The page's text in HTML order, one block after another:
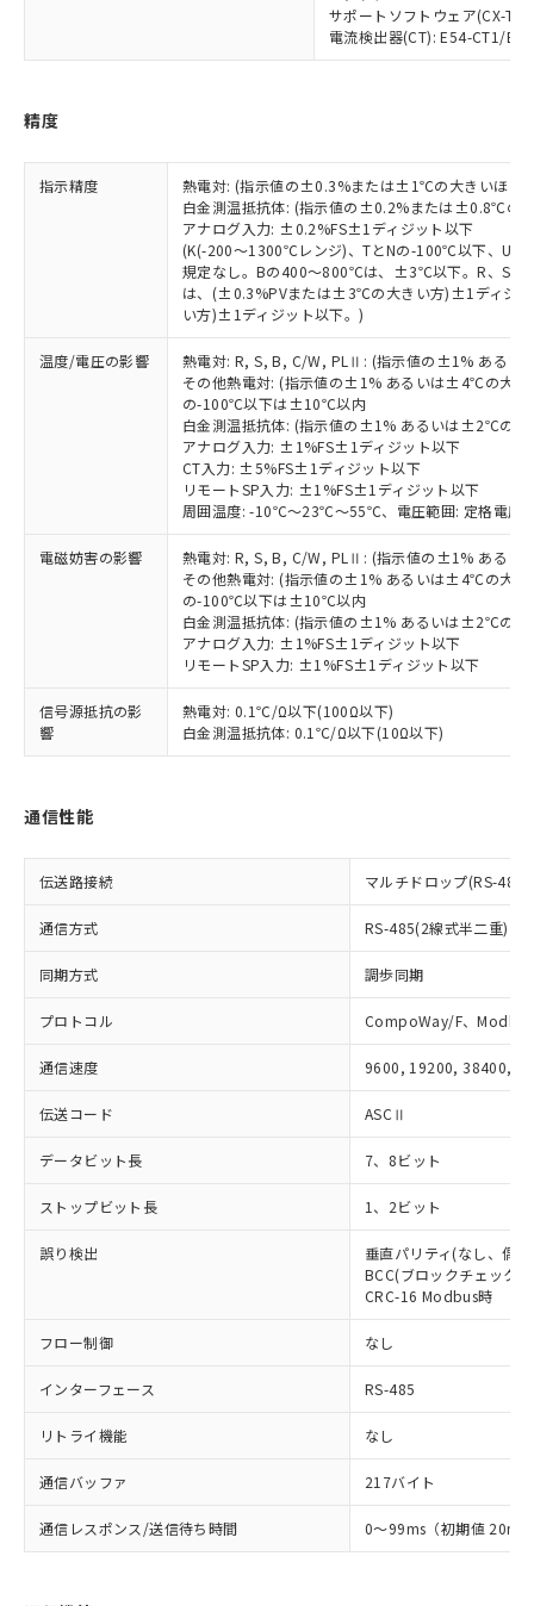
サポートソフトウェア(CX-
電流検出器(CT): E54-CT1/
精度
指示精度
熱電対: (指示値の±0.3%または±1℃の大きいほう
白金測温抵抗体: (指示値の±0.2%または±0.8℃の
アナログ入力: ±0.2%FS±1ディジット以下
(K(-200～1300℃レンジ)、TとNの-100℃以下、U
規定なし。Bの400～800℃は、±3℃以下。R、S
は、(±0.3%PVまたは±3℃の大きい方)±1ディジ
い方)±1ディジット以下。)
温度/電圧の影響
熱電対: R, S, B, C/W, PLⅡ: (指示値の±1% ある
その他熱電対: (指示値の±1% あるいは±4℃の大き
の-100℃以下は±10℃以内
白金測温抵抗体: (指示値の±1% あるいは±2℃の大
アナログ入力: ±1%FS±1ディジット以下
CT入力: ±5%FS±1ディジット以下
リモートSP入力: ±1%FS±1ディジット以下
周囲温度: -10℃～23℃～55℃、電圧範囲: 定格電圧
電磁妨害の影響
熱電対: R, S, B, C/W, PLⅡ: (指示値の±1% ある
その他熱電対: (指示値の±1% あるいは±4℃の大き
の-100℃以下は±10℃以内
白金測温抵抗体: (指示値の±1% あるいは±2℃の大
アナログ入力: ±1%FS±1ディジット以下
リモートSP入力: ±1%FS±1ディジット以下
信号源抵抗の影
響
熱電対: 0.1℃/Ω以下(100Ω以下)
白金測温抵抗体: 0.1℃/Ω以下(10Ω以下)
通信性能
伝送路接続 マルチドロップ(RS-485)
通信方式 RS-485(2線式半二重)
同期方式 調歩同期
プロトコル CompoWay/F、Modbus
通信速度 9600, 19200, 38400,
伝送コード ASCⅡ
データビット長 7、8ビット
ストップビット長 1、2ビット
誤り検出
垂直パリティ(なし、偶
BCC(ブロックチェック
CRC-16 Modbus時
フロー制御 なし
インターフェース RS-485
リトライ機能 なし
通信バッファ 217バイト
通信レスポンス/送信待ち時間 0～99ms（初期値 20ms
ことをご了承ください。
在庫状況および標準価格照会結果は、
記載している更新日時点での社内デー
了承ください。
正式な納期状況および標準価格はお客
様のお取引先、またはお客様担当のオ
ムロン制御機器販売店・当社販売員に
ご相談ください。
オムロン制御機器販売店や当社販売拠
点は「販売ネットワーク
」をご確認
ください。
在庫状況および標準価格結果を当社の
事前の承諾なく第三者に漏洩または開
示しないようお願いします。
マイパーツ機能（部品リスト作成サー
ビス）をご利用いただくには、I-Web
メンバーズにご登録されている必要が
あります。
お客様が当ウェブサイト上で当社にご
登録された部品リストについて、当社
および当社の共同利用者が、当社の製
品・サービスに関するお客様との取
引・商談に必要な範囲で利用すること
をご了承ください。
※当社の共同利用者とは、"個人情報
の共同利用に関して"
の「1.共同利
用者の範囲」に記載されている法人を
むを得ず変更することがあります。
(PBDE) 1000ppm以下、フタル酸ビス(2-エチルヘキシ
ル) (DEHP)(別名：DOP) 1000ppm以下、フタル酸ブチ
ルベンジル（BBP） 1000ppm以下、フタル酸ジブチル
（DBP） 1000ppm以下、フタル酸ジイソブチル
(DIBP) 1000ppm以下
但し、RoHS指令で産業用監視および制御機器に対する
適用除外項目は除く。
フタル酸エステル類の４物質については閾値を超える意
図的な使用がないことを確認しています。
※2 対応予定月
部品在庫の切り替え状況などにより、予定
月が前後することがあります。
※3 非含有証明書ダウンロード
下記の非含有証明書をダウンロードするこ
とができます。
51物質の非含有証明書（当社基準）
※本証明書は発行日時点で非含有を証明す
るもので、過去に遡って非含有を証明する
荷製品に未対応品が混在することから備考
欄に対応日を記載しておりました。
既に当社にて対応品への在庫切替を完了
していることから、特段のことがない限
り、2022年1月12日より割愛しておりま
す。
「－」：未確認です。当社販売部門へお問
ル類) : 1000ppm、
DBP(フタル酸ジブチル) : 1000ppm、 DIBP(フタル酸ジ
イソブチル) : 1000ppm、 BBP(フタル酸ブチルベンジ
ル) : 1000ppm、
DEHP(フタル酸ビス(2-エチルヘキシル)) : 1000ppm
※2 環境保護使用期限
「ｅ」：有害物質（10物質）のすべてが基
準値以下であることを示します。
「10」：通常の使用状況下において有害物
質が外部に漏えいし、環境に深刻な影響を
及ぼさない年数を意味します。
「－」：未確認です。当社販売部門へお問
い合わせください。
当社は、これら貴社製品のうち、外国
為替および外国貿易法に定める商品
（以下｢規制貨物等」という）を輸出
とります。
当社は規制貨物を破棄する場合は、完
全に破砕するなど、違法に輸出されな
いよう必要な手段を講じます。
当社は貴社製品を、核兵器、ミサイ
ル、化学兵器、生物兵器またはその他
武器並びにこれらの製造装置等に一切
使用いたしません。
当社は、貴社製品を第三者に販売する
場合は、上記1、2および3の内容を当
該第三者に通知します。また当社は、
販売先および販売に係わる関係者が違
法に輸出するおそれがある場合は、取
り引きをいたしません。
合意する キャンセル
一定数には満たないが在庫あり
在庫なし(最新の在庫状況につ
いては、お客様のお取引先、ま
たはお客様担当のオムロン制御
機器販売店・当社販売員にご確
認ください)
受注生産機種、また在庫状況の
情報を公開していない機種